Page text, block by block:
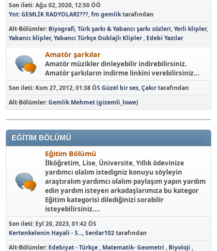
Son ileti:Ağu 02, 2020, 12:50 ÖÖ
Ynt: GEMLİK RADYOLARI???,fm gemliktarafından
Alt-Bölümler Biyografi Türk şarkı & Yabancı şarkı sözleri Yerli klipler
Yabancı klipler Yabancı Türkçe Dublajlı Klipler Edebi Yazılar
Amatör şarkılar
Amatör müzikler dinleyebilir indirebilirsiniz.
Amatör şarkıların indirme linkini verebilirsiniz...
Son ileti: Ksm 27, 2012, 01:38 ÖS Güzel bir ses,Çakırtarafından
Alt-Bölümler Gemlik Mehmet (gizemli_lowe)
EĞİTİM BÖLÜMÜ
Eğitim Bölümü
İlköğretim, Lise, Üniversite, Yıllık ödevinize
yardımcı olalım istedigniz konuyu söyleyin
araştıralım yardımcı olalım paylaşım yapın yardım
edin yardım isteyen arkadaşlarımıza bu kategor
Eğitim kategorisi dilediğinizi sorabilir
isteyebilirsiniz....
Son ileti: Eyl 20, 2023, 01:42 ÖS
Kertenkelenin Hayali - S...,Serdar102tarafından
Alt-Bölümler Edebiyat - Türkçe Matematik- Geometri
Biyoloji